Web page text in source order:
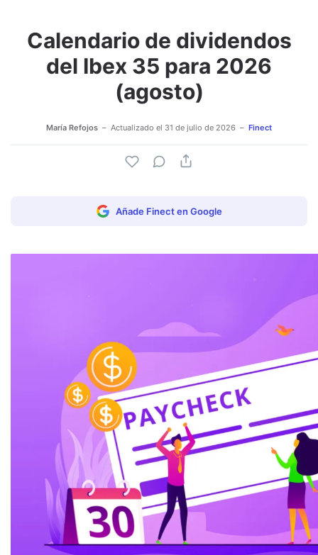
Calendario de dividendos
del Ibex 35 para 2026
(agosto)
María Refojos Actualizado el 31 de julio de 2026 Finect
Añade Finect en Google